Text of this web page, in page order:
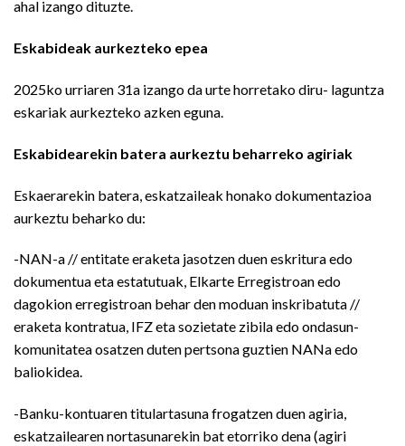
ahal izango dituzte.
Eskabideak aurkezteko epea
2025ko urriaren 31a izango da urte horretako diru- laguntza
eskariak aurkezteko azken eguna.
Eskabidearekin batera aurkeztu beharreko agiriak
Eskaerarekin batera, eskatzaileak honako dokumentazioa
aurkeztu beharko du:
-NAN-a // entitate eraketa jasotzen duen eskritura edo
dokumentua eta estatutuak, Elkarte Erregistroan edo
dagokion erregistroan behar den moduan inskribatuta //
eraketa kontratua, IFZ eta sozietate zibila edo ondasun-
komunitatea osatzen duten pertsona guztien NANa edo
baliokidea.
-Banku-kontuaren titulartasuna frogatzen duen agiria,
eskatzailearen nortasunarekin bat etorriko dena (agiri